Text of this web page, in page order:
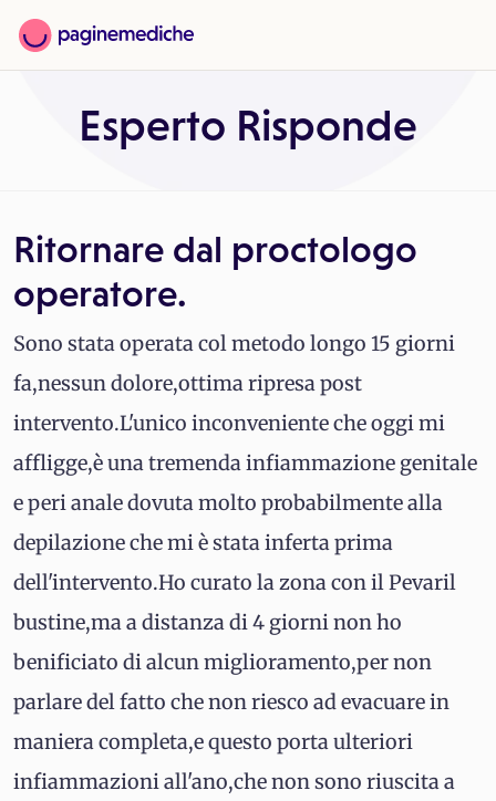
Esperto Risponde
Ritornare dal proctologo
operatore.
Sono stata operata col metodo longo 15 giorni
fa,nessun dolore,ottima ripresa post
intervento.L'unico inconveniente che oggi mi
affligge,è una tremenda infiammazione genitale
e peri anale dovuta molto probabilmente alla
depilazione che mi è stata inferta prima
dell'intervento.Ho curato la zona con il Pevaril
bustine,ma a distanza di 4 giorni non ho
benificiato di alcun miglioramento,per non
parlare del fatto che non riesco ad evacuare in
maniera completa,e questo porta ulteriori
infiammazioni all'ano,che non sono riuscita a